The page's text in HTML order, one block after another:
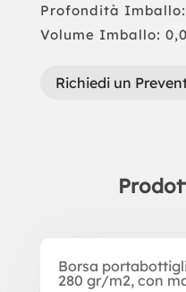
Profondità Imballo:
Volume Imballo:
Richiedi un
Borsa
280 gr/m2, con